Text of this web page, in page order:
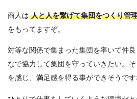
商人は 人と人を繋げて集団をつくり管
をもってますぞ。
対等な関係で集まった集団を率いて仲
なで協力して集団を守っていきたい。
を感じ、満足感を得る事ができそうです